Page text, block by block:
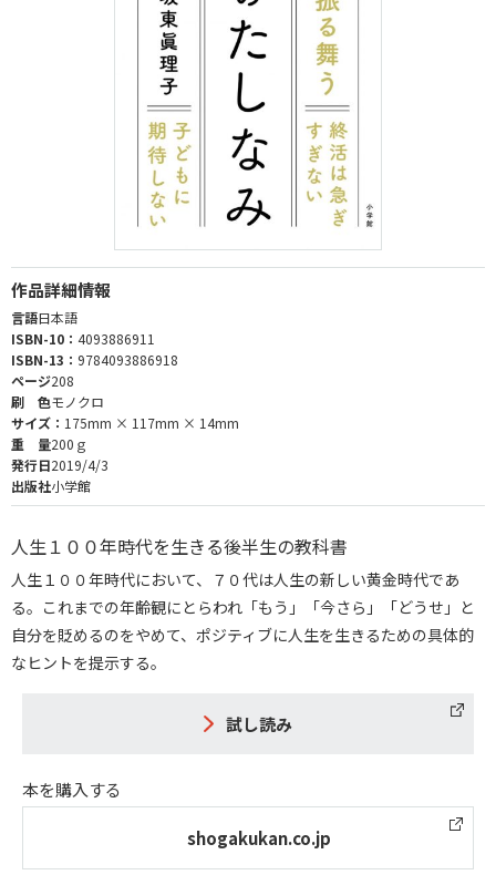
作品詳細情報
言語日本語
ISBN-10： 4093886911
ISBN-13： 9784093886918
ページ208
刷 色モノクロ
サイズ： 175mm × 117mm × 14mm
重 量200ｇ
発行日2019/4/3
出版社小学館
人生１００年時代を生きる後半生の教科書
人生１００年時代において、７０代は人生の新しい黄金時代であ
る。これまでの年齢観にとらわれ「もう」「今さら」「どうせ」と
自分を貶めるのをやめて、ポジティブに人生を生きるための具体的
なヒントを提示する。
試し読み
本を購入する
shogakukan.co.jp